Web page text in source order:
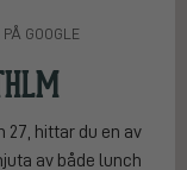
GOOGLE
27, hittar du en av
av både lunch